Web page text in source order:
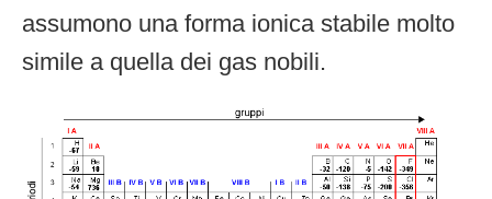
assumono una forma ionica stabile molto
simile a quella dei gas nobili.